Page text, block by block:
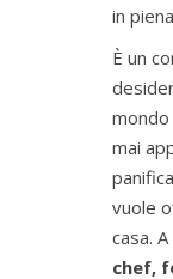
in
È un
mai
vuole
casa.
chef,